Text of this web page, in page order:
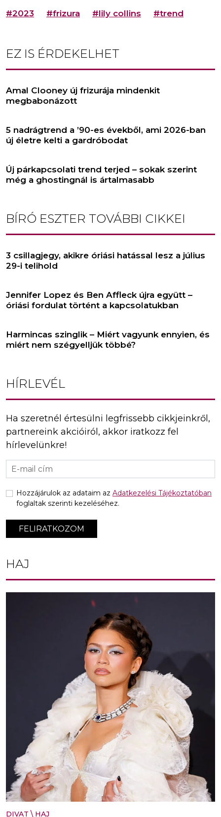
#2023 #frizura #lily collins #trend
EZ IS ÉRDEKELHET
Amal Clooney új frizurája mindenkit
megbabonázott
5 nadrágtrend a ’90-es évekből, ami 2026-ban
új életre kelti a gardróbodat
Új párkapcsolati trend terjed – sokak szerint
még a ghostingnál is ártalmasabb
BÍRÓ ESZTER TOVÁBBI CIKKEI
3 csillagjegy, akikre óriási hatással lesz a július
29-i telihold
Jennifer Lopez és Ben Affleck újra együtt –
óriási fordulat történt a kapcsolatukban
Harmincas szinglik – Miért vagyunk ennyien, és
miért nem szégyelljük többé?
HÍRLEVÉL
Ha szeretnél értesülni legfrissebb cikkjeinkről,
partnereink akcióiról, akkor iratkozz fel
hírlevelünkre!
FELIRATKOZOM
Hozzájárulok az adataim az Adatkezelési Tájékoztatóban
foglaltak szerinti kezeléséhez.
HAJ
DIVAT \ HAJ